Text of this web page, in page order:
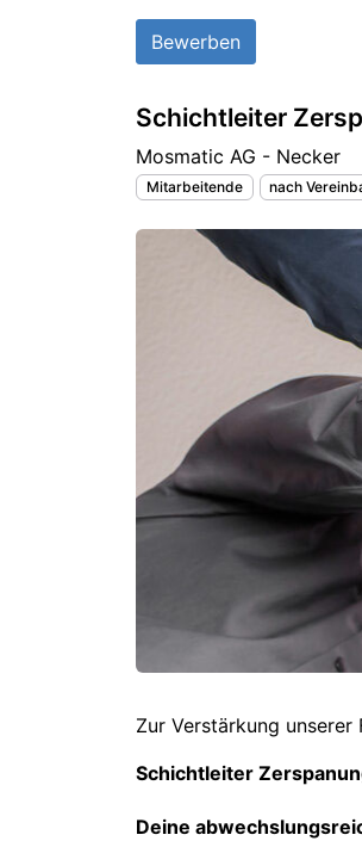
Bewerben
Schichtleiter
Mosmatic AG - Necker
Mitarbeitende nach
Zur Verstärkung
Schichtleiter
Deine